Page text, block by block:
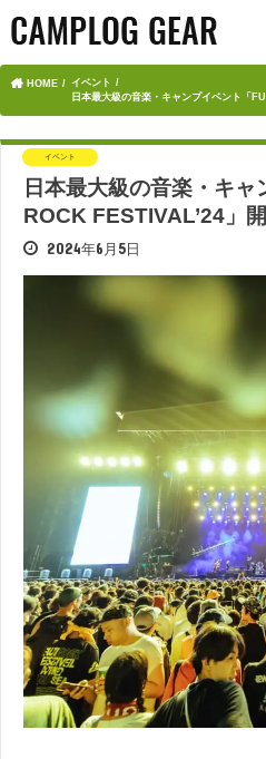
HOME
イベント
日本最大級の音楽・キャンプイベント「
イベント
日本最大級の音楽・キ
ROCK FESTIVAL’24」開
2024年6月5日